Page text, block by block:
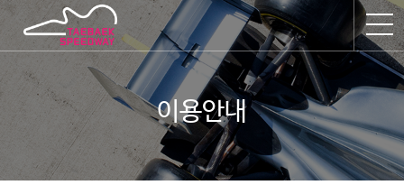
이용안내